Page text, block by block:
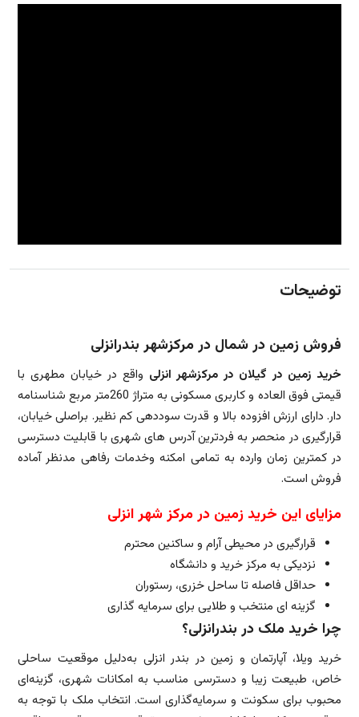
توضیحات
فروش زمین در شمال در مرکزشهر بندرانزلی
خرید زمین در گیلان در مرکزشهر انزلی واقع در خیابان مطهری با
قیمتی فوق العاده و کاربری مسکونی به متراژ 260متر مربع شناسنامه
دار. دارای ارزش افزوده بالا و قدرت سوددهی کم نظیر. براصلی خیابان،
قرارگیری در منحصر به فردترین آدرس های شهری با قابلیت دسترسی
در کمترین زمان وارده به تمامی امکنه وخدمات رفاهی مدنظر آماده
فروش است.
مزایای این خرید زمین در مرکز شهر انزلی
قرارگیری در محیطی آرام و ساکنین محترم
نزدیکی به مرکز خرید و دانشگاه
حداقل فاصله تا ساحل خزری، رستوران
گزینه ای منتخب و طلایی برای سرمایه گذاری
چرا خرید ملک در بندرانزلی؟
خرید ویلا، آپارتمان و زمین در بندر انزلی به‌دلیل موقعیت ساحلی
خاص، طبیعت زیبا و دسترسی مناسب به امکانات شهری، گزینه‌ای
محبوب برای سکونت و سرمایه‌گذاری است. انتخاب ملک با توجه به